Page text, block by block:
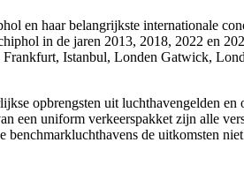
en haar belangrijkste internationale
in de jaren 2013, 2018, 2022 en
Istanbul, Londen Gatwick,
opbrengsten uit luchthavengelden
uniform verkeerspakket zijn alle
de uitkomsten